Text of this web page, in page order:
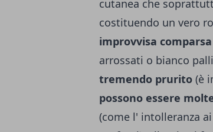
cutanea che
costituendo un vero
improvvisa
arrossati o bianco
tremendo prurito (è
possono essere
(come l' intolleranza